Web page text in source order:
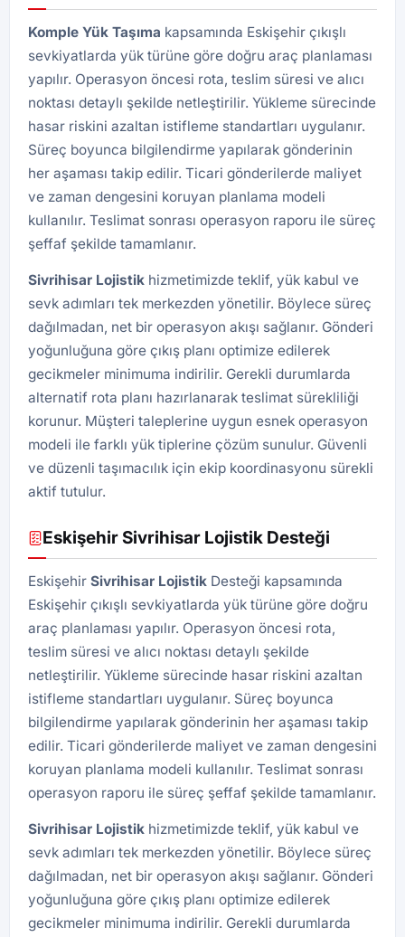
Komple Yük Taşıma kapsamında Eskişehir çıkışlı
sevkiyatlarda yük türüne göre doğru araç planlaması
yapılır. Operasyon öncesi rota, teslim süresi ve alıcı
noktası detaylı şekilde netleştirilir. Yükleme sürecinde
hasar riskini azaltan istifleme standartları uygulanır.
Süreç boyunca bilgilendirme yapılarak gönderinin
her aşaması takip edilir. Ticari gönderilerde maliyet
ve zaman dengesini koruyan planlama modeli
kullanılır. Teslimat sonrası operasyon raporu ile süreç
şeffaf şekilde tamamlanır.
Sivrihisar Lojistik hizmetimizde teklif, yük kabul ve
sevk adımları tek merkezden yönetilir. Böylece süreç
dağılmadan, net bir operasyon akışı sağlanır. Gönderi
yoğunluğuna göre çıkış planı optimize edilerek
gecikmeler minimuma indirilir. Gerekli durumlarda
alternatif rota planı hazırlanarak teslimat sürekliliği
korunur. Müşteri taleplerine uygun esnek operasyon
modeli ile farklı yük tiplerine çözüm sunulur. Güvenli
ve düzenli taşımacılık için ekip koordinasyonu sürekli
aktif tutulur.
Eskişehir Sivrihisar Lojistik Desteği
Eskişehir Sivrihisar Lojistik Desteği kapsamında
Eskişehir çıkışlı sevkiyatlarda yük türüne göre doğru
araç planlaması yapılır. Operasyon öncesi rota,
teslim süresi ve alıcı noktası detaylı şekilde
netleştirilir. Yükleme sürecinde hasar riskini azaltan
istifleme standartları uygulanır. Süreç boyunca
bilgilendirme yapılarak gönderinin her aşaması takip
edilir. Ticari gönderilerde maliyet ve zaman dengesini
koruyan planlama modeli kullanılır. Teslimat sonrası
operasyon raporu ile süreç şeffaf şekilde tamamlanır.
Sivrihisar Lojistik hizmetimizde teklif, yük kabul ve
sevk adımları tek merkezden yönetilir. Böylece süreç
dağılmadan, net bir operasyon akışı sağlanır. Gönderi
yoğunluğuna göre çıkış planı optimize edilerek
gecikmeler minimuma indirilir. Gerekli durumlarda